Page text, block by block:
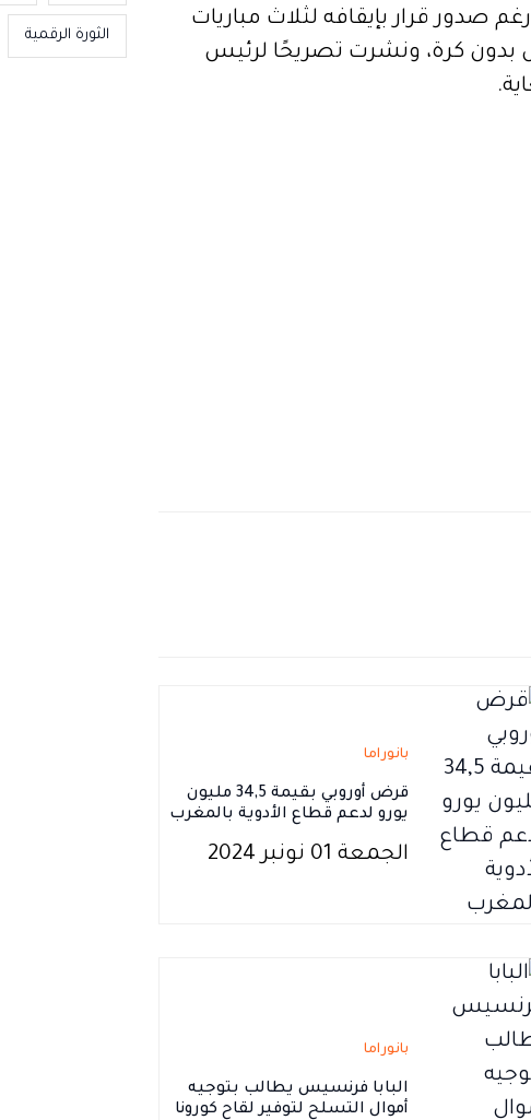
صدور قرار بإيقافه لثلاث مباريات
كرة، ونشرت تصريحًا لرئيس
بانوراما
قرض أوروبي بقيمة 34,5 مليون
يورو لدعم قطاع الأدوية بالمغرب
الجمعة 01 نونبر 2024
بانوراما
البابا فرنسيس يطالب بتوجيه
أموال التسلح لتوفير لقاح كورونا
الثورة الرقمية